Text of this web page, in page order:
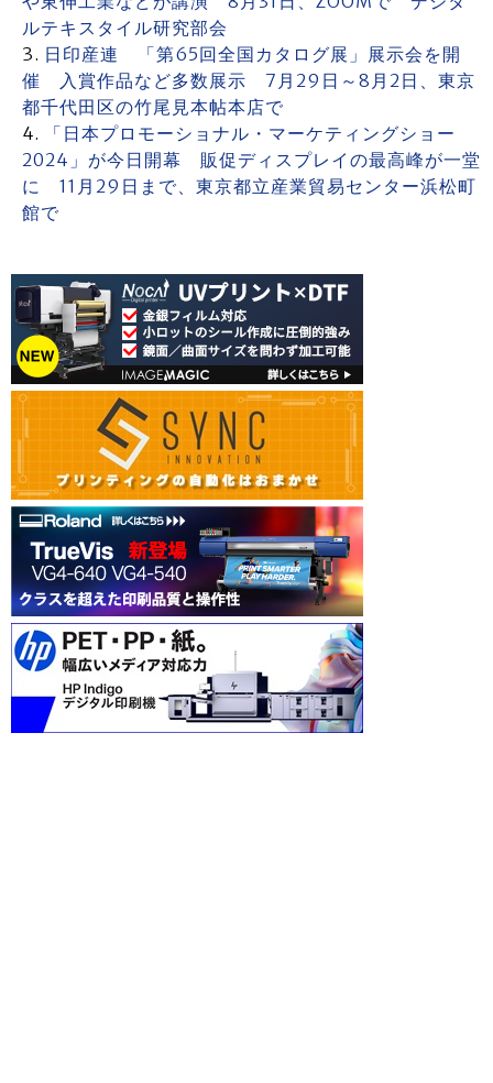
ルテキスタイル研究部会
日印産連 「第65回全国カタログ展」展示会を開
催 入賞作品など多数展示 7月29日～8月2日、東京
都千代田区の竹尾見本帖本店で
「日本プロモーショナル・マーケティングショー
2024」が今日開幕 販促ディスプレイの最高峰が一堂
に 11月29日まで、東京都立産業貿易センター浜松町
館で